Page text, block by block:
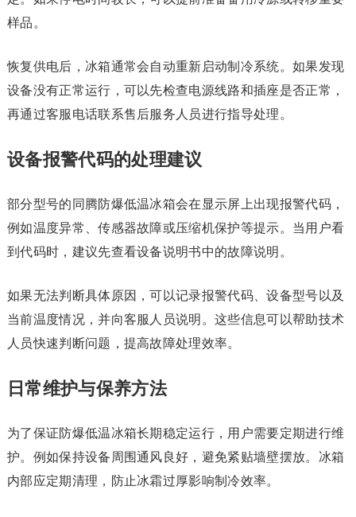
样品。
恢复供电后，冰箱通常会自动重新启动制冷系统。如果发现
设备没有正常运行，可以先检查电源线路和插座是否正常，
再通过客服电话联系售后服务人员进行指导处理。
设备报警代码的处理建议
部分型号的同腾防爆低温冰箱会在显示屏上出现报警代码，
例如温度异常、传感器故障或压缩机保护等提示。当用户看
到代码时，建议先查看设备说明书中的故障说明。
如果无法判断具体原因，可以记录报警代码、设备型号以及
当前温度情况，并向客服人员说明。这些信息可以帮助技术
人员快速判断问题，提高故障处理效率。
日常维护与保养方法
为了保证防爆低温冰箱长期稳定运行，用户需要定期进行维
护。例如保持设备周围通风良好，避免紧贴墙壁摆放。冰箱
内部应定期清理，防止冰霜过厚影响制冷效率。